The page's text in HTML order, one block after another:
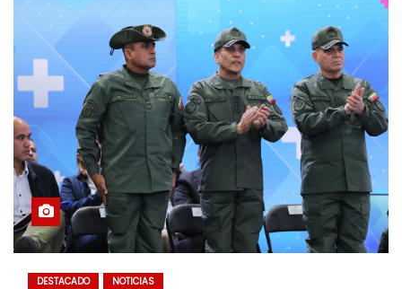
DESTACADO NOTICIAS